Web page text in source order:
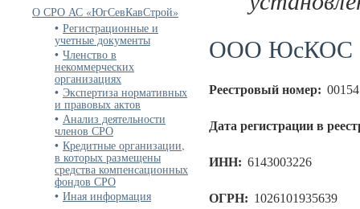
О СРО АС «ЮгСевКавСтрой»
Регистрационные и
учетные документы
Членство в
некоммерческих
организациях
Экспертиза нормативных
и правовых актов
Анализ деятельности
членов СРО
Кредитные организации,
в которых размещены
средства компенсационных
фондов СРО
Иная информация
ООО ЮсКОС
Реестровый номер: 00154
Дата регистрации в
ИНН: 6143003226
ОГРН: 1026101935639